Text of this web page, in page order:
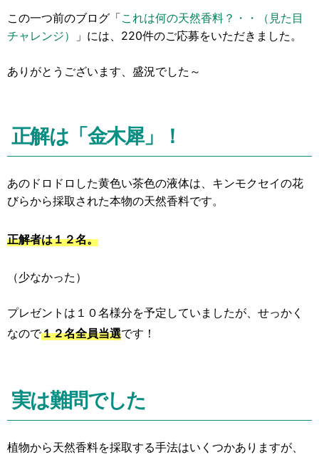
この一つ前のブログ「これは何の天然香料？・・（見た目
チャレンジ）
」には、220件のご応募をいただきました。
ありがとうございます、盛況でした～
正解は「金木犀」！
あのドロドロした黄色い茶色の液体は、キンモクセイの花
びらから採取された本物の天然香料です。
正解者は１２名。
（少なかった）
プレゼントは１０名様分を予定していましたが、せっかく
なので１２名全員当選です！
実は難問でした
植物から天然香料を採取する手法はいくつかありますが、